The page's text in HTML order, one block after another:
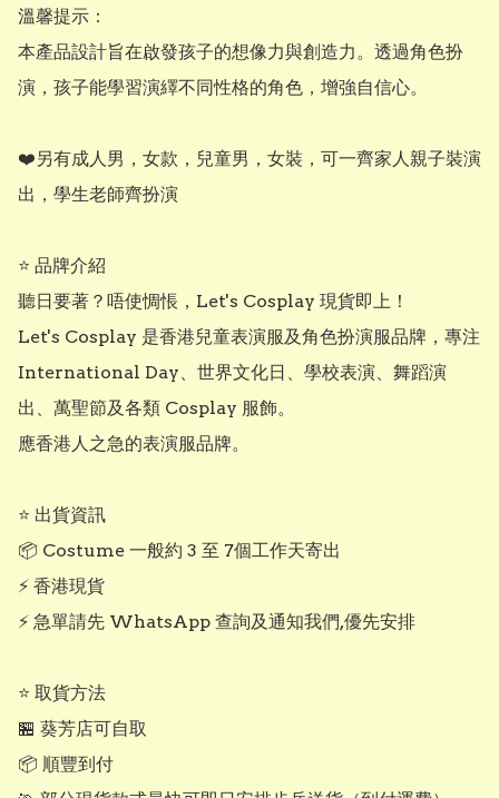
​溫馨提示：
本產品設計旨在啟發孩子的想像力與創造力。透過角色扮
演，孩子能學習演繹不同性格的角色，增強自信心。
❤️另有成人男，女款，兒童男，女裝，可一齊家人親子裝演
出，學生老師齊扮演
⭐ 品牌介紹
聽日要著？唔使惆悵，Let's Cosplay 現貨即上！
Let's Cosplay 是香港兒童表演服及角色扮演服品牌，專注
International Day、世界文化日、學校表演、舞蹈演
出、萬聖節及各類 Cosplay 服飾。
應香港人之急的表演服品牌。
⭐ 出貨資訊
📦 Costume 一般約 3 至 7個工作天寄出
⚡ 香港現貨
⚡ 急單請先 WhatsApp 查詢及通知我們,優先安排
⭐ 取貨方法
🏪 葵芳店可自取
📦 順豐到付